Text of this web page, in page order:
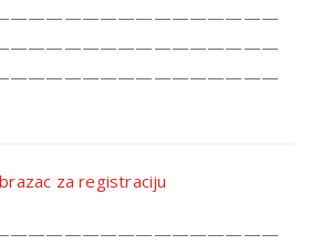
za registraciju